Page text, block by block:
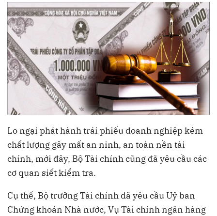
Lo ngại phát hành trái phiếu doanh nghiệp kém
chất lượng gây mất an ninh, an toàn nền tài
chính, mới đây, Bộ Tài chính cũng đã yêu cầu các
cơ quan siết kiểm tra.
Cụ thể, Bộ trưởng Tài chính đã yêu cầu Uỷ ban
Chứng khoán Nhà nước, Vụ Tài chính ngân hàng